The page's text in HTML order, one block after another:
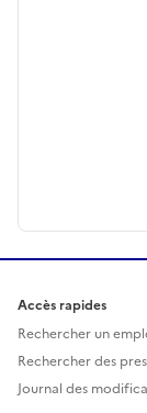
Accès rapides
Rechercher un
Rechercher des
Journal des